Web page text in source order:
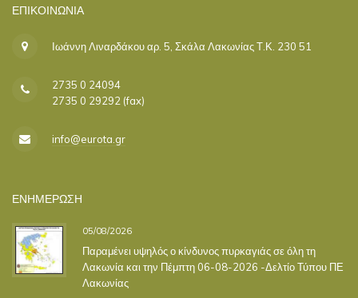
ΕΠΙΚΟΙΝΩΝΊΑ
Ιωάννη Λιναρδάκου αρ. 5, Σκάλα Λακωνίας Τ.Κ. 230 51
2735 0 24094
2735 0 29292 (fax)
info@eurota.gr
ΕΝΗΜΕΡΩΣΗ
05/08/2026
Παραμένει υψηλός ο κίνδυνος πυρκαγιάς σε όλη τη
Λακωνία και την Πέμπτη 06-08-2026 -Δελτίο Τύπου ΠΕ
Λακωνίας